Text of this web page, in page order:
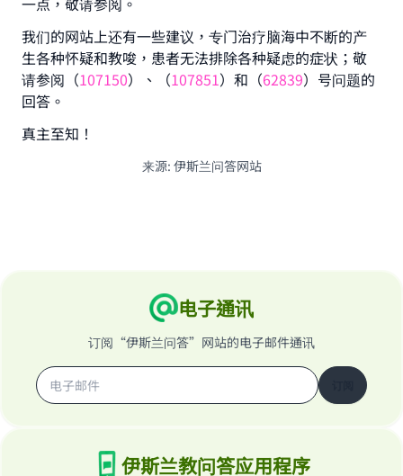
我们的网站上还有一些建议，专门治疗脑海中不断的产
生各种怀疑和教唆，患者无法排除各种疑虑的症状；敬
请参阅（107150）、（107851）和（62839）号问题的
回答。
真主至知！
来源: 伊斯兰问答网站
电子通讯
订阅“伊斯兰问答”网站的电子邮件通讯
伊斯兰教问答应用程序